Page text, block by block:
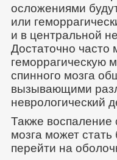
осложениями
или
и в центральной
Достаточно
геморрагическую
спинного мозга
вызывающими
неврологический
Также воспаление
мозга может
перейти на